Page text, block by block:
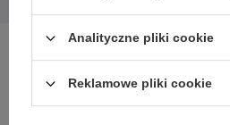
Zobacz również
Analityczne pliki cookie
Reklamowe pliki cookie